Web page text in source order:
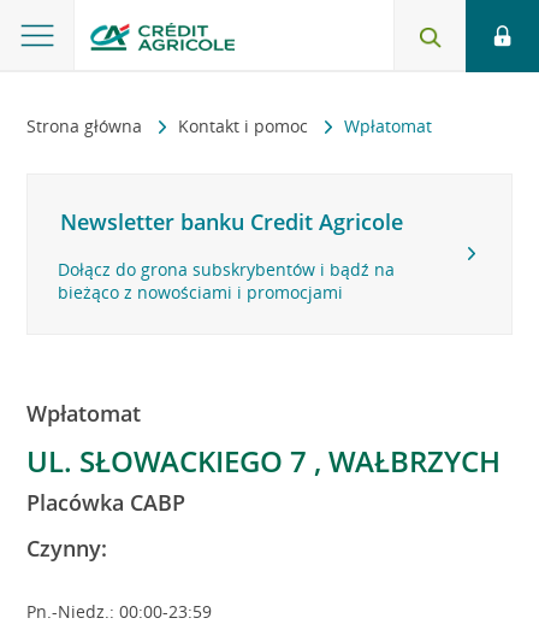
Strona główna Kontakt i pomoc Wpłatomat
Newsletter banku Credit Agricole
Dołącz do grona subskrybentów i bądź na
bieżąco z nowościami i promocjami
Wpłatomat
UL. SŁOWACKIEGO 7 , WAŁBRZYCH
Placówka CABP
Czynny:
Pn.-Niedz.: 00:00-23:59